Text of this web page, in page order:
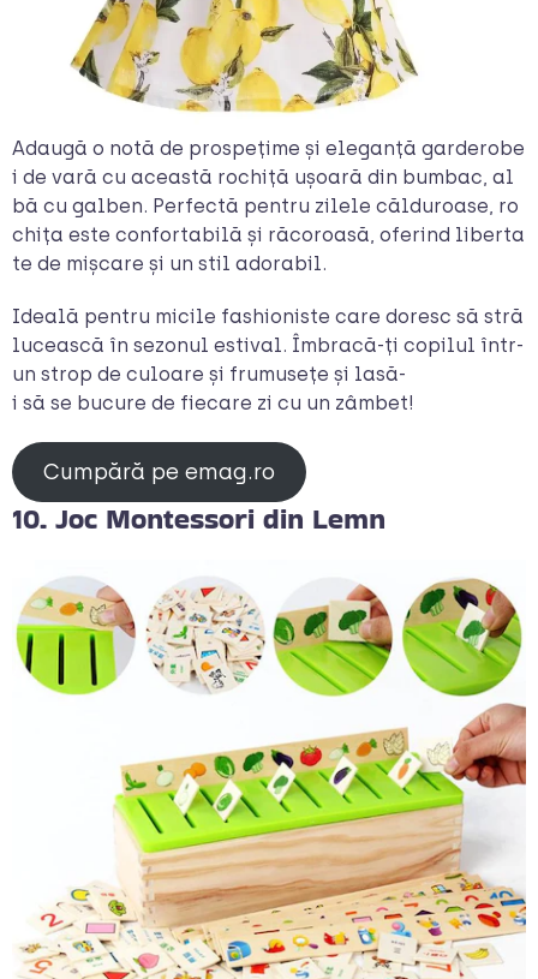
Adaugă o notă de prospețime și eleganță garderobe
i de vară cu această rochiță ușoară din bumbac, al
bă cu galben. Perfectă pentru zilele călduroase, ro
chița este confortabilă și răcoroasă, oferind liberta
te de mișcare și un stil adorabil.
Ideală pentru micile fashioniste care doresc să stră
lucească în sezonul estival. Îmbracă-ți copilul într-
un strop de culoare și frumusețe și lasă-
i să se bucure de fiecare zi cu un zâmbet!
Cumpără pe emag.ro
10. Joc Montessori din Lemn